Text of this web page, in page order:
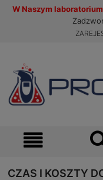
W Naszym
CZAS I KOSZTY